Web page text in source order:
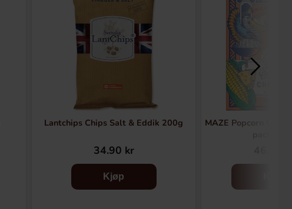
Lantchips Chips Salt & Eddik 200g
34.90 kr
Kjøp
MAZE Popcorn